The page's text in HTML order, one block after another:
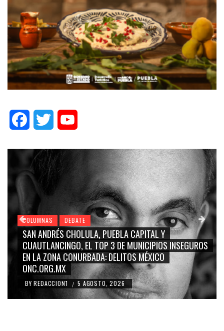
FacebookTwitter
COLUMNAS DEBATE
GRACE PALOMARES, NAY SALVATORI, SERGIO MAYER,
CARMEN SALINAS “LA CORCHOLATA”, CUAUHTÉMOC
BLANCO, SILVIA PINAL: LA TRIVIALIZACIÓN Y
RIDICULIZACIÓN DE LA REPRESENTACIÓN CIUDADANA
BY REDACCION1 / 4 AGOSTO, 2026